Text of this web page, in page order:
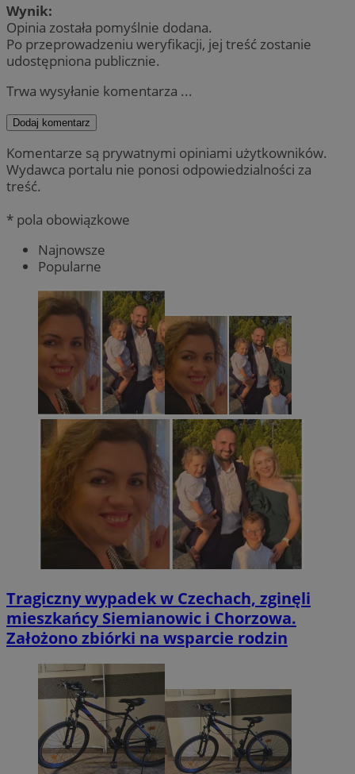
Wynik:
Opinia została pomyślnie dodana.
Po przeprowadzeniu weryfikacji, jej treść zostanie
udostępniona publicznie.
Trwa wysyłanie komentarza ...
Dodaj komentarz
Komentarze są prywatnymi opiniami użytkowników.
Wydawca portalu nie ponosi odpowiedzialności za
treść.
* pola obowiązkowe
Najnowsze
Popularne
Tragiczny wypadek w Czechach, zginęli
mieszkańcy Siemianowic i Chorzowa.
Założono zbiórki na wsparcie rodzin